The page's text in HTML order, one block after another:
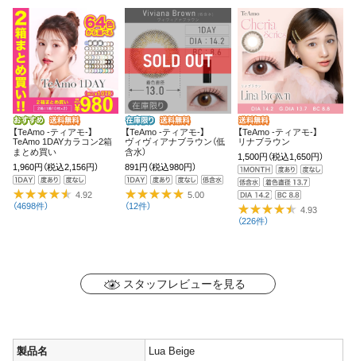
【TeAmo -ティアモ-】
TeAmo 1DAYカラコン2箱
まとめ買い
1,960円 （税込2,156円）
4.92
（4698件）
【TeAmo -ティアモ-】
ヴィヴィアナブラウン（低
含水）
891円 （税込980円）
5.00
（12件）
【TeAmo -ティアモ-】
リナブラウン
1,500円 （税込1,650円）
4.93
（226件）
スタッフレビューを見る
製品名 Lua Beige